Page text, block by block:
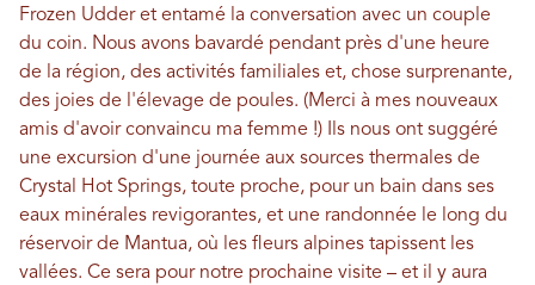
Frozen Udder et entamé la conversation avec un couple
du coin. Nous avons bavardé pendant près d'une heure
de la région, des activités familiales et, chose surprenante,
des joies de l'élevage de poules. (Merci à mes nouveaux
amis d'avoir convaincu ma femme !) Ils nous ont suggéré
une excursion d'une journée aux sources thermales de
Crystal Hot Springs, toute proche, pour un bain dans ses
eaux minérales revigorantes, et une randonnée le long du
réservoir de Mantua, où les fleurs alpines tapissent les
vallées. Ce sera pour notre prochaine visite – et il y aura